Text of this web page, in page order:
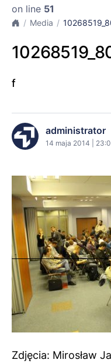
on line 51
Media
f
administrator
14 maja 2014 |
Zdjęcia: Mirosław